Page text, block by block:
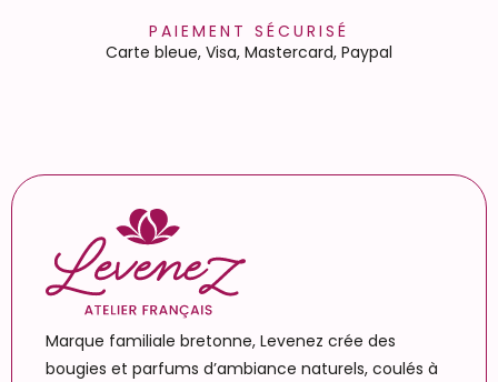
PAIEMENT SÉCURISÉ
Carte bleue, Visa, Mastercard, Paypal
Marque familiale bretonne, Levenez crée des
bougies et parfums d’ambiance naturels, coulés à